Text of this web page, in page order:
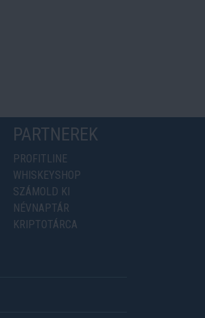
PARTNEREK
PROFITLINE
WHISKEYSHOP
SZÁMOLD KI
NÉVNAPTÁR
KRIPTOTÁRCA